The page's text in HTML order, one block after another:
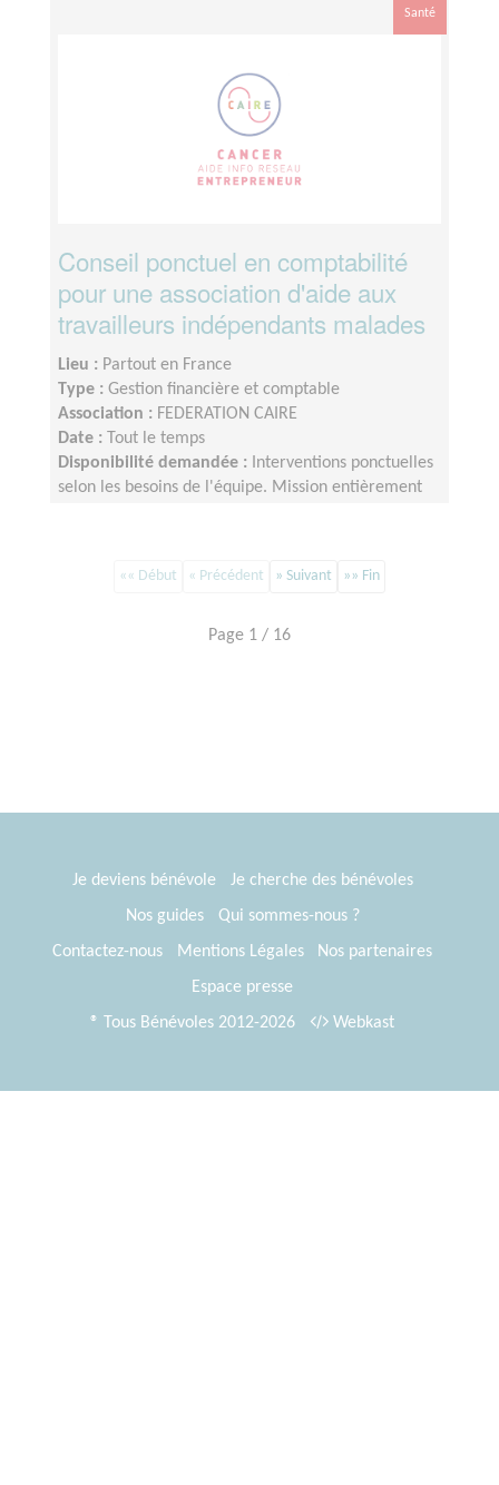
Santé
Conseil ponctuel en comptabilité
pour une association d'aide aux
travailleurs indépendants malades
Lieu : Partout en France
Type : Gestion financière et comptable
Association : FEDERATION CAIRE
Date :
Tout le temps
Disponibilité demandée :
Interventions ponctuelles
selon les besoins de l'équipe. Mission entièrement
«« Début « Précédent » Suivant »» Fin
Page 1 / 16
Je deviens bénévole
Je cherche des bénévoles
Nos guides
Qui sommes-nous ?
Contactez-nous
Mentions Légales
Nos partenaires
Espace presse
® Tous Bénévoles 2012-2026
Webkast